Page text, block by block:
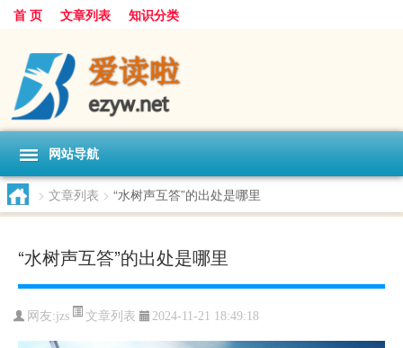
首 页 文章列表 知识分类
网站导航
> 文章列表 > “水树声互答”的出处是哪里
“水树声互答”的出处是哪里
网友:jzs 文章列表 2024-11-21 18:49:18